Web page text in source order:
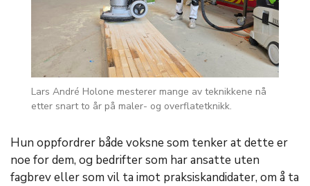
Lars André Holone mesterer mange av teknikkene nå
etter snart to år på maler- og overflatetknikk.
Hun oppfordrer både voksne som tenker at dette er
noe for dem, og bedrifter som har ansatte uten
fagbrev eller som vil ta imot praksiskandidater, om å ta